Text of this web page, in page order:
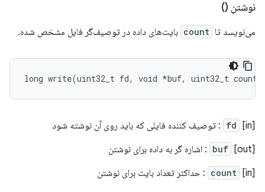
نوشتن ()
می‌نویسد تا count بایت‌های داده در توصیف‌گر فایل مشخص شده.
long write(uint32_t fd, void *buf, uint32_t count
[in]
fd : توصیف کننده فایلی که باید روی آن نوشته شود
[out]
buf : اشاره گر به داده برای نوشتن
[in]
count : حداکثر تعداد بایت برای نوشتن